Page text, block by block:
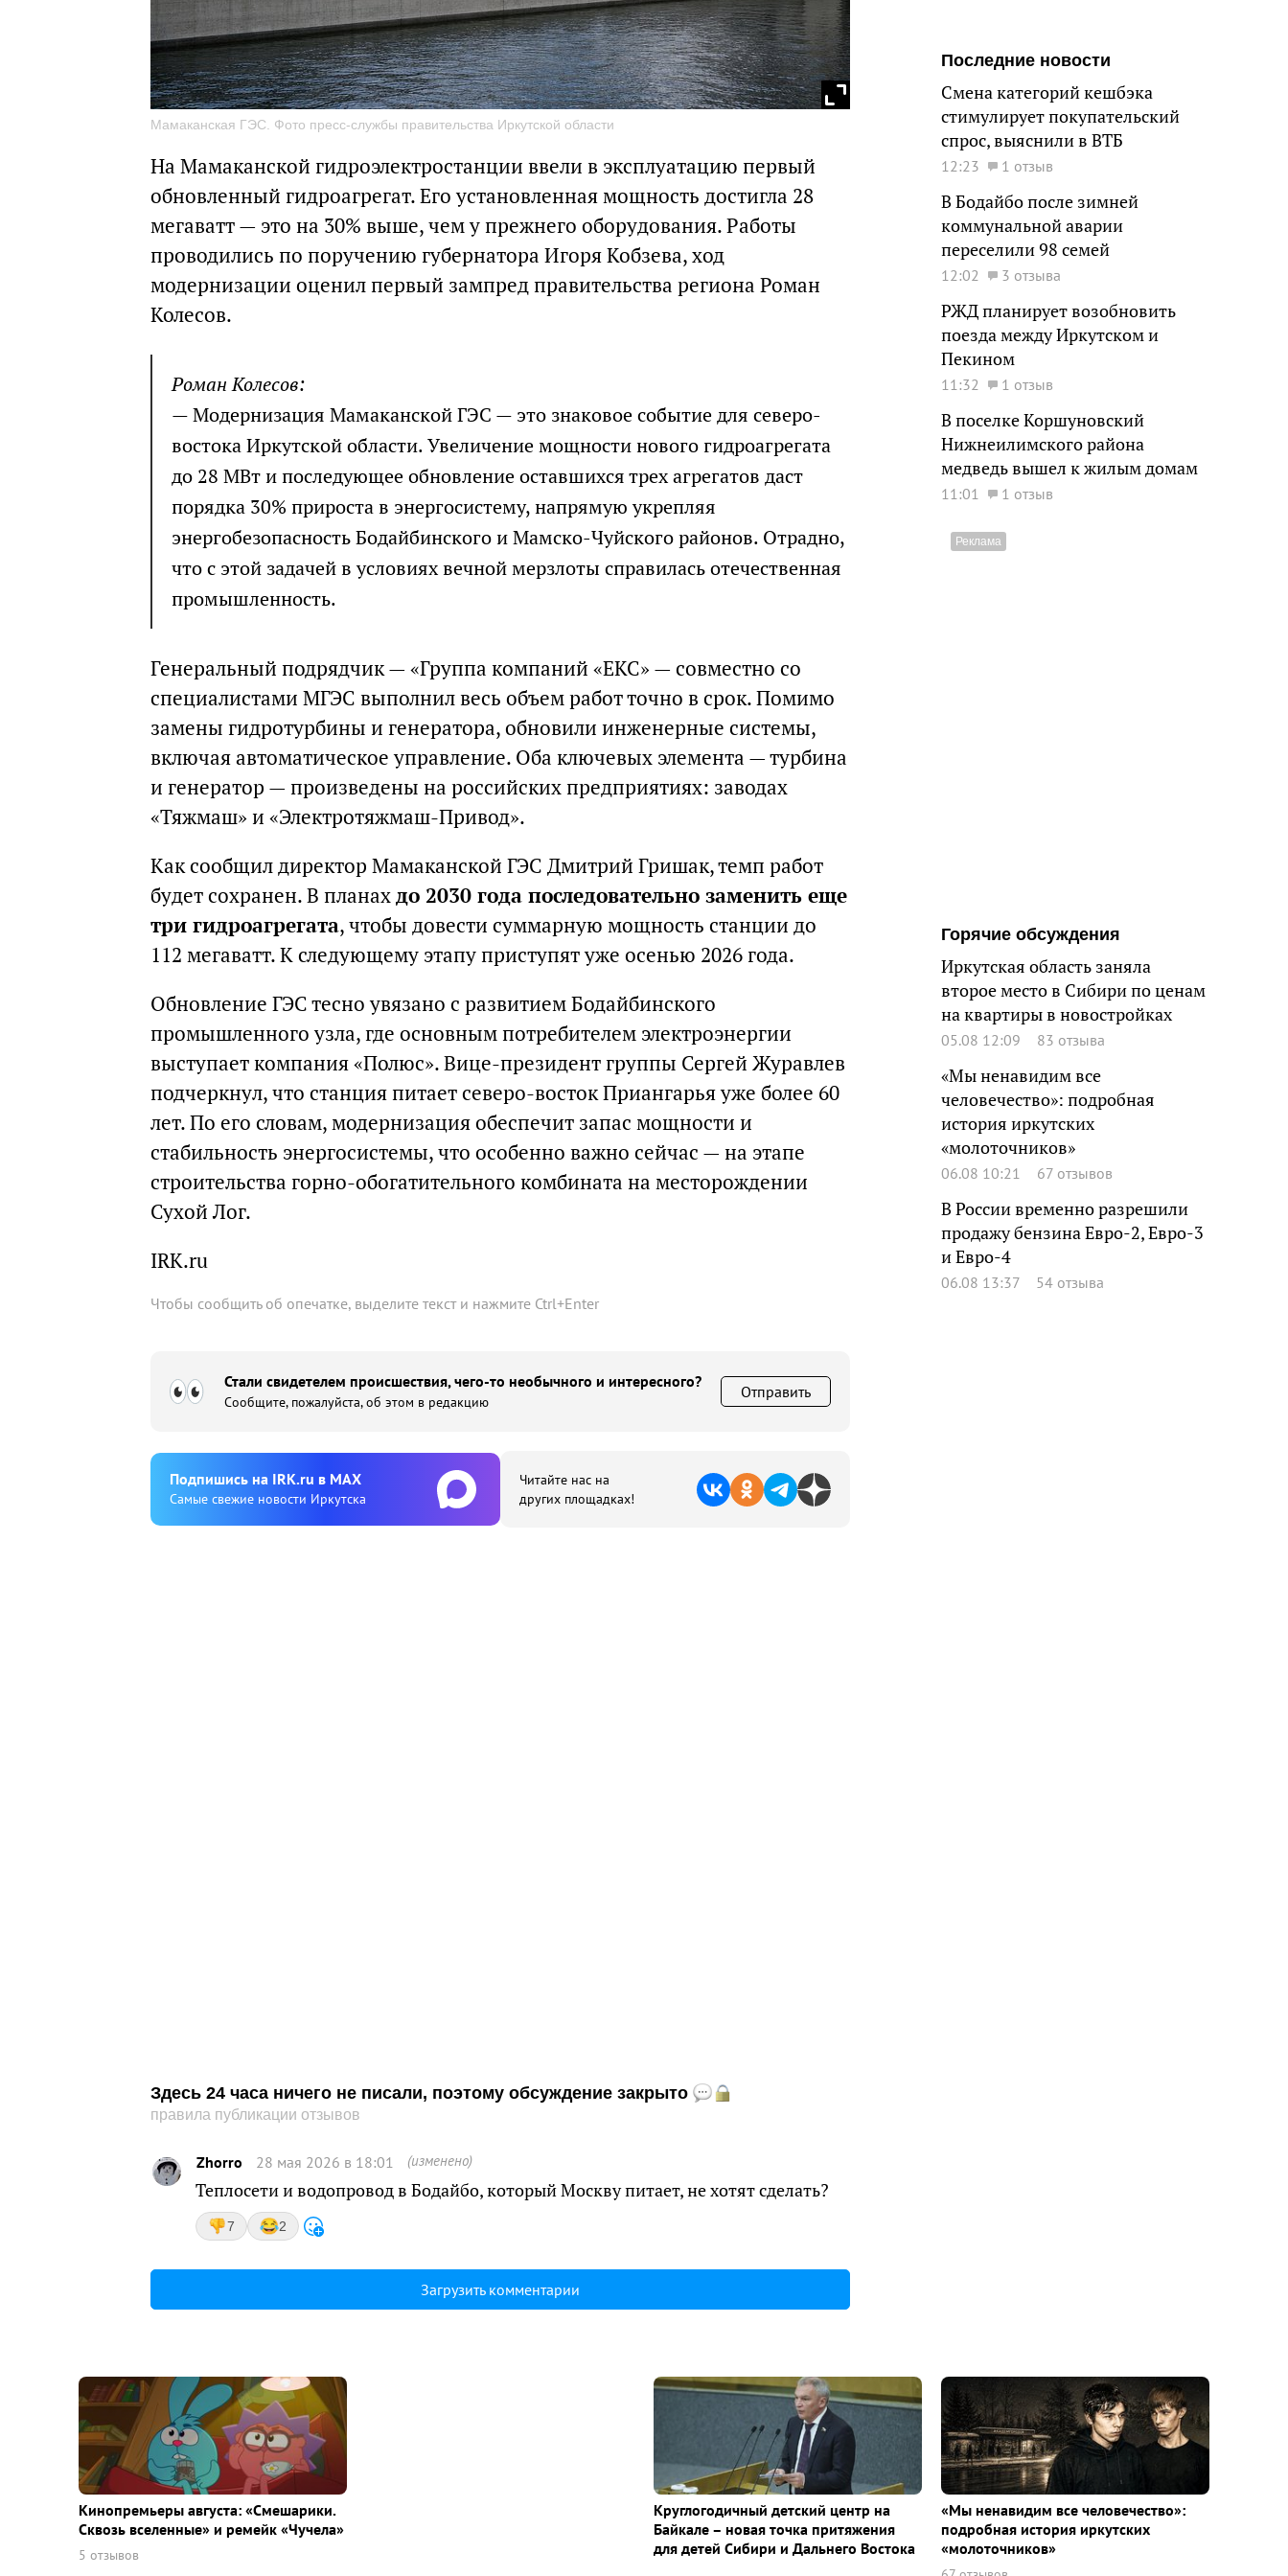
Мамаканская ГЭС. Фото пресс-службы правительства Иркутской области
На Мамаканской гидроэлектростанции ввели в эксплуатацию первый
обновленный гидроагрегат. Его установленная мощность достигла 28
мегаватт — это на 30% выше, чем у прежнего оборудования. Работы
проводились по поручению губернатора Игоря Кобзева, ход
модернизации оценил первый зампред правительства региона Роман
Колесов.
Роман Колесов:
— Модернизация Мамаканской ГЭС — это знаковое событие для северо-
востока Иркутской области. Увеличение мощности нового гидроагрегата
до 28 МВт и последующее обновление оставшихся трех агрегатов даст
порядка 30% прироста в энергосистему, напрямую укрепляя
энергобезопасность Бодайбинского и Мамско-Чуйского районов. Отрадно,
что с этой задачей в условиях вечной мерзлоты справилась отечественная
промышленность.
Генеральный подрядчик — «Группа компаний «ЕКС» — совместно со
специалистами МГЭС выполнил весь объем работ точно в срок. Помимо
замены гидротурбины и генератора, обновили инженерные системы,
включая автоматическое управление. Оба ключевых элемента — турбина
и генератор — произведены на российских предприятиях: заводах
«Тяжмаш» и «Электротяжмаш-Привод».
Как сообщил директор Мамаканской ГЭС Дмитрий Гришак, темп работ
будет сохранен. В планахдо 2030 года последовательно заменить еще
три гидроагрегата, чтобы довести суммарную мощность станции до
112 мегаватт. К следующему этапу приступят уже осенью 2026 года.
Обновление ГЭС тесно увязано с развитием Бодайбинского
промышленного узла, где основным потребителем электроэнергии
выступает компания «Полюс». Вице-президент группы Сергей Журавлев
подчеркнул, что станция питает северо-восток Приангарья уже более 60
лет. По его словам, модернизация обеспечит запас мощности и
стабильность энергосистемы, что особенно важно сейчас — на этапе
строительства горно-обогатительного комбината на месторождении
Сухой Лог.
IRK.ru
Чтобы сообщить об опечатке, выделите текст и нажмите Ctrl+Enter
Стали свидетелем происшествия, чего-то необычного и интересного?
Сообщите, пожалуйста, об этом в редакцию
Отправить
Подпишиcь на IRK.ru в MAX
Cамые свежие новости Иркутска
Читайте нас на
других площадках!
Здесь 24 часа ничего не писали, поэтому обсуждение закрыто
правила публикации отзывов
Zhorro 28 мая 2026 в 18:01 (изменено)
Теплосети и водопровод в Бодайбо, который Москву питает, не хотят сделать?
7 2
Загрузить комментарии
Последние новости
Смена категорий кешбэка
стимулирует покупательский
спрос, выяснили в ВТБ
12:23 1 отзыв
В Бодайбо после зимней
коммунальной аварии
переселили 98 семей
12:02 3 отзыва
РЖД планирует возобновить
поезда между Иркутском и
Пекином
11:32 1 отзыв
В поселке Коршуновский
Нижнеилимского района
медведь вышел к жилым домам
11:01 1 отзыв
Горячие обсуждения
Иркутская область заняла
второе место в Сибири по ценам
на квартиры в новостройках
05.08 12:09 83 отзыва
«Мы ненавидим все
человечество»: подробная
история иркутских
«молоточников»
06.08 10:21 67 отзывов
В России временно разрешили
продажу бензина Евро-2, Евро-3
и Евро-4
06.08 13:37 54 отзыва
Кинопремьеры августа: «Смешарики.
Сквозь вселенные» и ремейк «Чучела»
5 отзывов
Круглогодичный детский центр на
Байкале – новая точка притяжения
для детей Сибири и Дальнего Востока
«Мы ненавидим все человечество»:
подробная история иркутских
«молоточников»